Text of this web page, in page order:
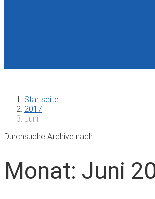
Startseite
2017
Juni
Durchsuche Archive nach
Monat: Juni